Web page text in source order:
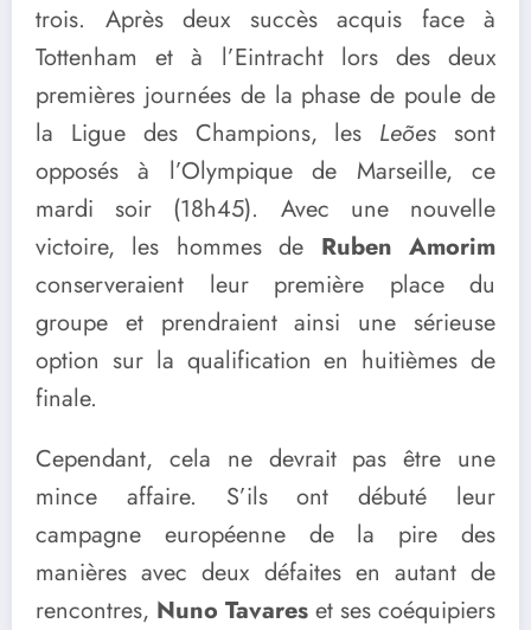
trois. Après deux succès acquis face à
Tottenham et à l’Eintracht lors des deux
premières journées de la phase de poule de
la Ligue des Champions, les Leões sont
opposés à l’Olympique de Marseille, ce
mardi soir (18h45). Avec une nouvelle
victoire, les hommes de Ruben Amorim
conserveraient leur première place du
groupe et prendraient ainsi une sérieuse
option sur la qualification en huitièmes de
finale.
Cependant, cela ne devrait pas être une
mince affaire. S’ils ont débuté leur
campagne européenne de la pire des
manières avec deux défaites en autant de
rencontres, Nuno Tavares et ses coéquipiers